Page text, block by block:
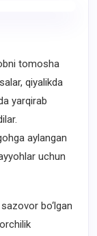
tomosha
qiyalikda
yarqirab
aylangan
uchun
bo‘lgan